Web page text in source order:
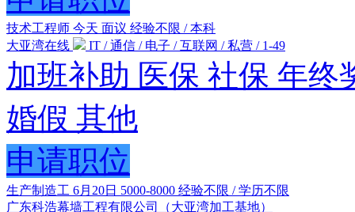
技术工程师 今天 面议 经验不限 / 本科
大亚湾在线
IT / 通信 / 电子 / 互联网 / 私营 / 1-49
加班补助 医保 社保 年终
婚假 其他
申请职位
生产制造工 6月20日 5000-8000 经验不限 / 学历不限
广东科浩幕墙工程有限公司（大亚湾加工基地）